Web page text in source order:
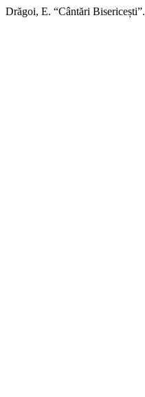
Drăgoi, E. “Cântări Bisericești”.